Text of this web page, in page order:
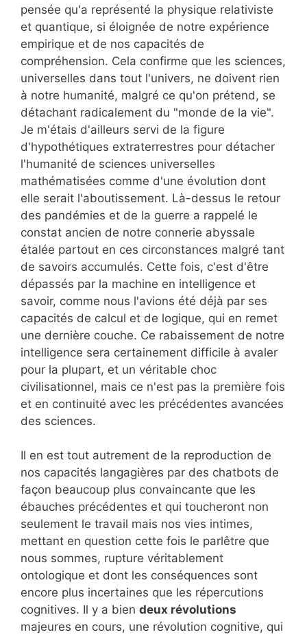
pensée qu'a représenté la physique relativiste
et quantique, si éloignée de notre expérience
empirique et de nos capacités de
compréhension. Cela confirme que les sciences,
universelles dans tout l'univers, ne doivent rien
à notre humanité, malgré ce qu'on prétend, se
détachant radicalement du "monde de la vie".
Je m'étais d'ailleurs servi de la figure
d'hypothétiques extraterrestres pour détacher
l'humanité de sciences universelles
mathématisées comme d'une évolution dont
elle serait l'aboutissement. Là-dessus le retour
des pandémies et de la guerre a rappelé le
constat ancien de notre connerie abyssale
étalée partout en ces circonstances malgré tant
de savoirs accumulés. Cette fois, c'est d'être
dépassés par la machine en intelligence et
savoir, comme nous l'avions été déjà par ses
capacités de calcul et de logique, qui en remet
une dernière couche. Ce rabaissement de notre
intelligence sera certainement difficile à avaler
pour la plupart, et un véritable choc
civilisationnel, mais ce n'est pas la première fois
et en continuité avec les précédentes avancées
des sciences.
Il en est tout autrement de la reproduction de
nos capacités langagières par des chatbots de
façon beaucoup plus convaincante que les
ébauches précédentes et qui toucheront non
seulement le travail mais nos vies intimes,
mettant en question cette fois le parlêtre que
nous sommes, rupture véritablement
ontologique et dont les conséquences sont
encore plus incertaines que les répercutions
cognitives. Il y a bien deux révolutions
majeures en cours, une révolution cognitive, qui